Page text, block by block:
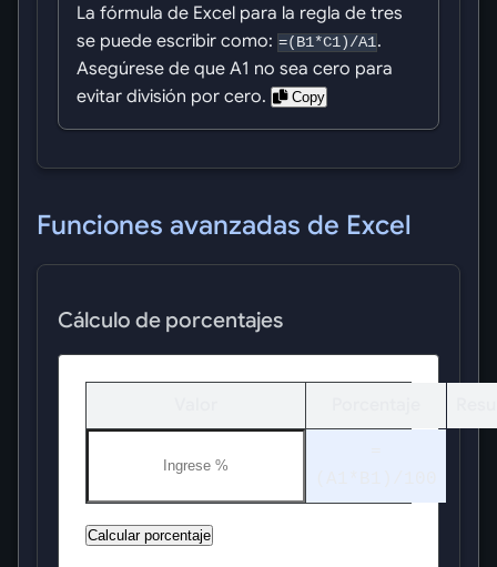
La fórmula de Excel para la regla de tres
se puede escribir como: =(B1*C1)/A1.
Asegúrese de que A1 no sea cero para
evitar división por cero.
Copy
Funciones avanzadas de Excel
Cálculo de porcentajes
Calcular porcentaje